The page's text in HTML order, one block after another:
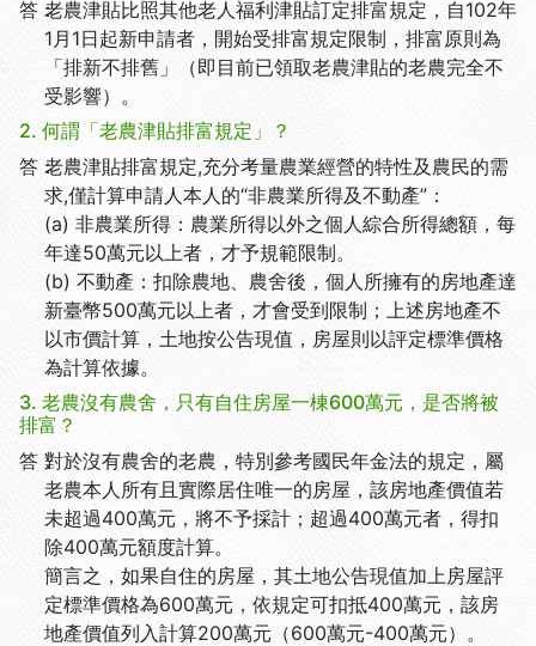
答：老農津貼比照其他老人福利津貼訂定排富規定，自102年
1月1日起新申請者，開始受排富規定限制，排富原則為
「排新不排舊」（即目前已領取老農津貼的老農完全不
受影響）。
2. 何謂「老農津貼排富規定」？
答：老農津貼排富規定,充分考量農業經營的特性及農民的需
求,僅計算申請人本人的“非農業所得及不動產”：
(a) 非農業所得：農業所得以外之個人綜合所得總額，每
年達50萬元以上者，才予規範限制。
(b) 不動產：扣除農地、農舍後，個人所擁有的房地產達
新臺幣500萬元以上者，才會受到限制；上述房地產不
以市價計算，土地按公告現值，房屋則以評定標準價格
為計算依據。
3. 老農沒有農舍，只有自住房屋一棟600萬元，是否將被
排富？
答：對於沒有農舍的老農，特別參考國民年金法的規定，屬
老農本人所有且實際居住唯一的房屋，該房地產價值若
未超過400萬元，將不予採計；超過400萬元者，得扣
除400萬元額度計算。
簡言之，如果自住的房屋，其土地公告現值加上房屋評
定標準價格為600萬元，依規定可扣抵400萬元，該房
地產價值列入計算200萬元（600萬元-400萬元）。